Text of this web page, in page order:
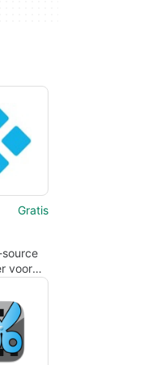
Gratis
voor